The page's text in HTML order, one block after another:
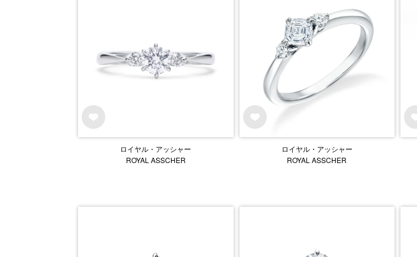
ロイヤル・アッシャー
ROYAL ASSCHER
ロイヤル・アッシャー
ROYAL ASSCHER